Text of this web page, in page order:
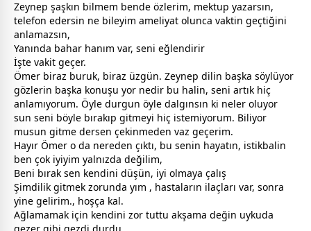
Zeynep şaşkın bilmem bende özlerim, mektup yazarsın,
telefon edersin ne bileyim ameliyat olunca vaktin geçtiğini
anlamazsın,
Yanında bahar hanım var, seni eğlendirir
İşte vakit geçer.
Ömer biraz buruk, biraz üzgün. Zeynep dilin başka söylüyor
gözlerin başka konuşu yor nedir bu halin, seni artık hiç
anlamıyorum. Öyle durgun öyle dalgınsın ki neler oluyor
sun seni böyle bırakıp gitmeyi hiç istemiyorum. Biliyor
musun gitme dersen çekinmeden vaz geçerim.
Hayır Ömer o da nereden çıktı, bu senin hayatın, istikbalin
ben çok iyiyim yalnızda değilim,
Beni bırak sen kendini düşün, iyi olmaya çalış
Şimdilik gitmek zorunda yım , hastaların ilaçları var, sonra
yine gelirim., hoşça kal.
Ağlamamak için kendini zor tuttu akşama değin uykuda
gezer gibi gezdi durdu.